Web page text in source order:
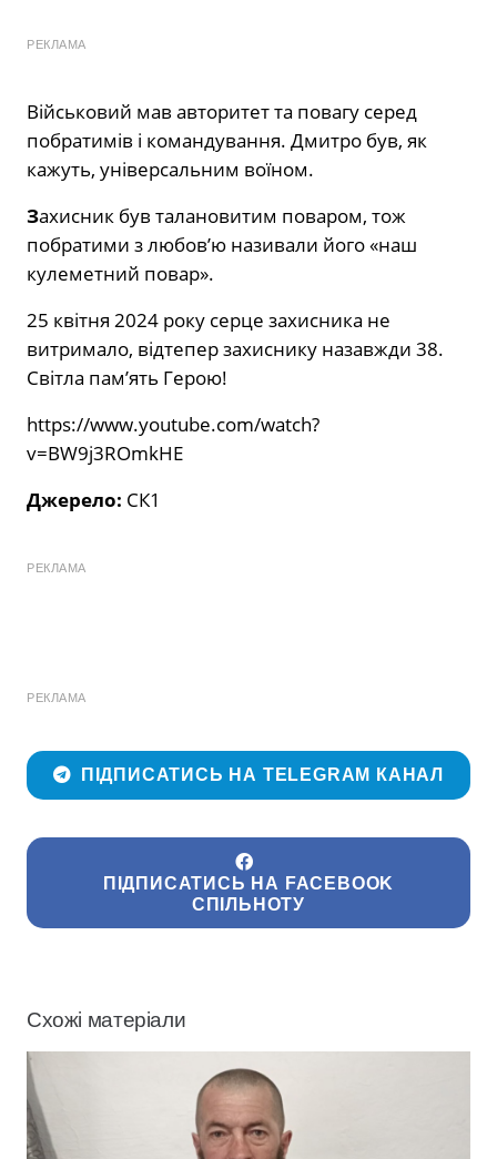
РЕКЛАМА
Військовий мав авторитет та повагу серед
побратимів і командування. Дмитро був, як
кажуть, універсальним воїном.
Захисник був талановитим поваром, тож
побратими з любов’ю називали його «наш
кулеметний повар».
25 квітня 2024 року серце захисника не
витримало, відтепер захиснику назавжди 38.
Світла пам’ять Герою!
https://www.youtube.com/watch?
v=BW9j3ROmkHE
Джерело: СК1
РЕКЛАМА
РЕКЛАМА
ПІДПИСАТИСЬ НА TELEGRAM КАНАЛ
ПІДПИСАТИСЬ НА FACEBOOK
СПІЛЬНОТУ
Схожі матеріали